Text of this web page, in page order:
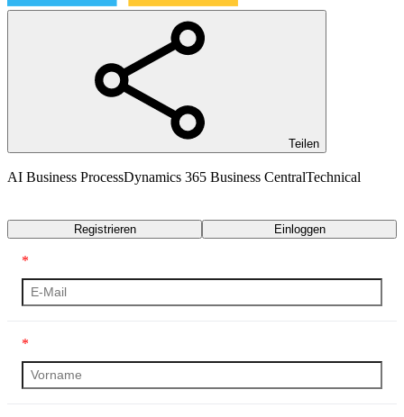
Teilen
AI Business ProcessDynamics 365 Business CentralTechnical
Registrieren Einloggen
*
*